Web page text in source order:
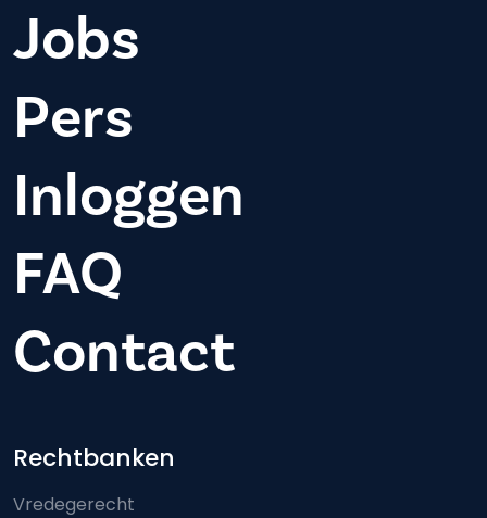
Jobs
Pers
Inloggen
FAQ
Contact
Footer-menu
Rechtbanken
Vredegerecht